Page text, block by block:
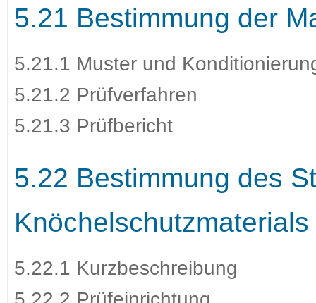
5.21 Bestimmung der
5.21.1 Muster und
5.21.2 Prüfverfahren
5.21.3 Prüfbericht
5.22 Bestimmung des
5.22.1 Kurzbeschreibung